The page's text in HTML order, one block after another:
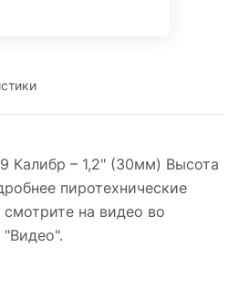
Калибр – 1,2" (30мм) Высота
пиротехнические
на видео во